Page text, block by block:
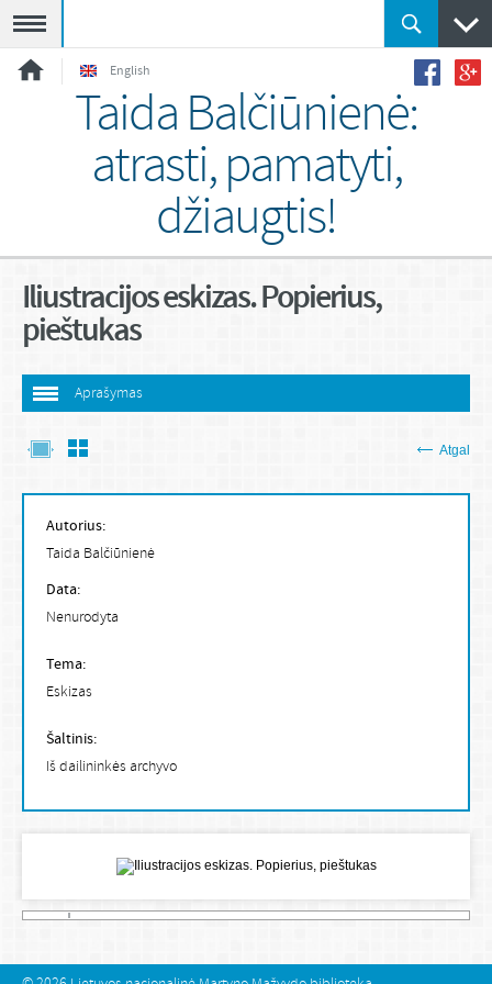
English
Taida Balčiūnienė:
atrasti, pamatyti,
džiaugtis!
Iliustracijos eskizas. Popierius,
pieštukas
Aprašymas
Atgal
Autorius:
Taida Balčiūnienė
Data:
Nenurodyta
Tema:
Eskizas
Šaltinis:
Iš dailininkės archyvo